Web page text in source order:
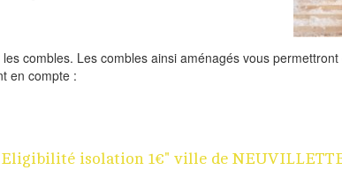
combles. Les combles ainsi aménagés vous
en compte :
isolation 1€" ville de